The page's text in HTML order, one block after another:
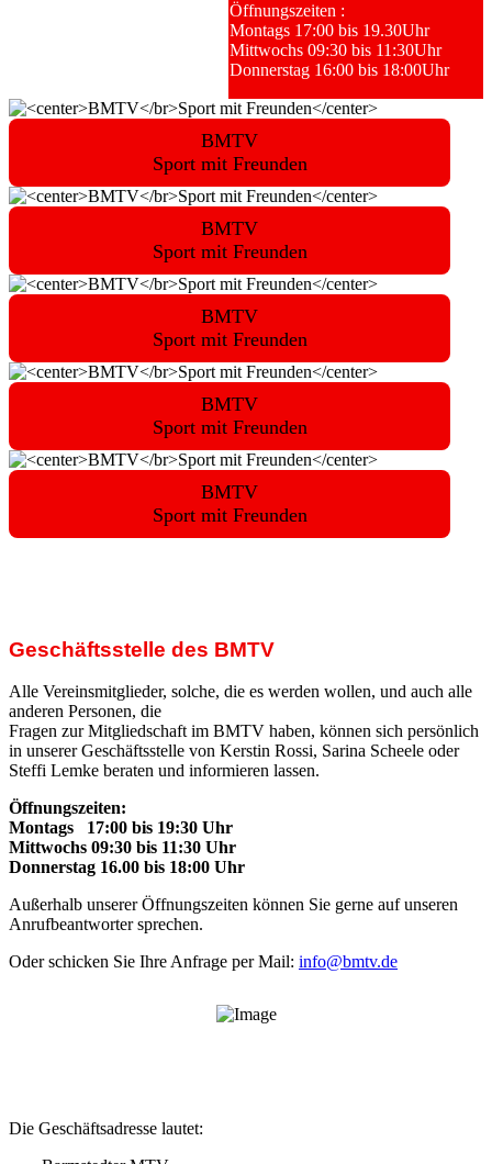
Öffnungszeiten :
Montags 17:00 bis 19.30Uhr
Mittwochs 09:30 bis 11:30Uhr
Donnerstag 16:00 bis 18:00Uhr
BMTV
Sport mit Freunden
BMTV
Sport mit Freunden
BMTV
Sport mit Freunden
BMTV
Sport mit Freunden
BMTV
Sport mit Freunden
Geschäftsstelle des BMTV
Alle Vereinsmitglieder, solche, die es werden wollen, und auch alle
anderen Personen, die
Fragen zur Mitgliedschaft im BMTV haben, können sich persönlich
in unserer Geschäftsstelle von Kerstin Rossi, Sarina Scheele oder
Steffi Lemke beraten und informieren lassen.
Öffnungszeiten:
Montags 17:00 bis 19:30 Uhr
Mittwochs 09:30 bis 11:30 Uhr
Donnerstag 16.00 bis 18:00 Uhr
Außerhalb unserer Öffnungszeiten können Sie gerne auf unseren
Anrufbeantworter sprechen.
Oder schicken Sie Ihre Anfrage per Mail: info@bmtv.de
Die Geschäftsadresse lautet: